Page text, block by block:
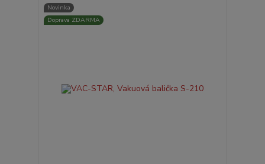
Novinka
Doprava ZDARMA